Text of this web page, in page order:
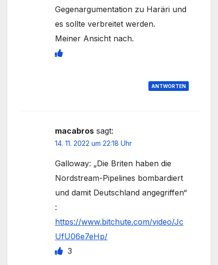
Gegenargumentation zu Haräri und
es sollte verbreitet werden.
Meiner Ansicht nach.
ANTWORTEN
macabros sagt:
14. 11. 2022 um 22:18 Uhr
Galloway: „Die Briten haben die
Nordstream-Pipelines bombardiert
und damit Deutschland angegriffen“
:
https://www.bitchute.com/video/Jc
UfU06e7eHp/
3